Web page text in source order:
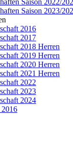
Saison 2022/
Saison 2023/
2016
2017
2018 Herren
2019 Herren
2020 Herren
2021 Herren
2022
2023
2024
2016